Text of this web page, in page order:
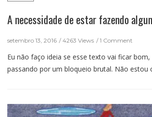
A necessidade de estar fazendo
setembro 13, 2016 4263 Views 1 Comment
Eu não faço ideia se esse texto vai ficar
passando por um bloqueio brutal. Não estou